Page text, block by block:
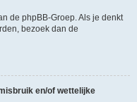
de phpBB-Groep. Als je denkt
bezoek dan de
en/of wettelijke